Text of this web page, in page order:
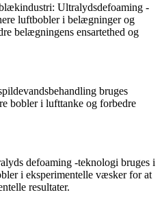
Ultralydsdefoaming -
luftbobler i belægninger og
belægningens ensartethed og
bruges
bobler i lufttanke og forbedre
defoaming -teknologi bruges i
i eksperimentelle væsker for at
resultater.